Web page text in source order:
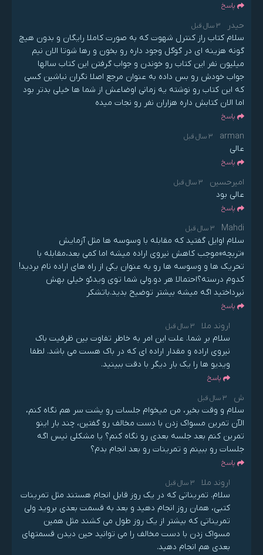
پاسخ
حیدر 3 سال قبل
سلام کتاب راز کنترل شهوت که به صورت کاملا رایگان و بدون هیچ
گونه هزینه ای در گوگل وجود داره رو بخون و رها شوتا الان نیم
میلیون نفر این کتاب رو خوندن و جواب گرفتن این کتاب سالها
جواب خودش رو بس داده به عنوان مرجع اصلا نگران نباشین کسی
که این کتاب رو نوشته یه زمانی اوضاعش از شما ها خیلی بدتر بود
اما الان کتابش داره هزاران نفر رو نجات میده
پاسخ
arman 3 سال قبل
عالی
پاسخ
امیرحسین 3 سال قبل
عالی بود
پاسخ
Mahdi 3 سال قبل
سلام اوایل گفتید که مقابله با وسوسه ها مثل آزمایش
«تربچه»موجب کاهش نیروی اراده میشه اما کمی بعد،مقابله با
تحریک ها و وسوسه ها رو به عنوان یکی از راه های اراده نام بردید!
کدوم درسته؟احتمالا هر دو.ولی شما توی ویدئو خیلی بهش
نپرداختید اگه میشه بیشتر توضیح بدید.باتشکر
پاسخ
اروند ملا 3 سال قبل
سلام بر شما. علت این امر به خاطر تفاوت بین ظرفیت باک
نیروی اراده و مقدار اراده ای که در باک هست می باشد. لطفا
ویدیو ها را یک بار دیگر با دقت ببینید.
پاسخ
ش 3 سال قبل
سلام و وقت بخیر، من میخوام جلسات رو پشت سر هم نگاه کنم،
الآن تمرین مسواک زدن با دست مخالف رو گفتین، چند بار اینو
تمرین کنم بعد جلسه بعدی رو نگاه کنم؟ یا مشکلی نیس اگه
جلسات رو ببینم و تمرینات رو بعد انجام بدم؟
پاسخ
اروند ملا 3 سال قبل
سلام. تمریناتی که در یک روز قابل انجام هستند مثل تمرینات
کتبی، همان روز انجام دهید و بعد به قسمت بعدی بروید ولی
تمریناتی که بیشتر از یک روز طول می کشند مثل همین
مسواک زدن با دست مخالف را می توانید حین دیدن قسمتهای
بعدی هم انجام دهید.